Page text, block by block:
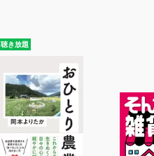
通戒の偈――
明土――
聴き放題